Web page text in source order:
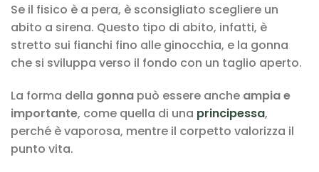
Se il fisico è a pera, è sconsigliato scegliere un
abito a sirena. Questo tipo di abito, infatti, è
stretto sui fianchi fino alle ginocchia, e la gonna
che si sviluppa verso il fondo con un taglio aperto.
La forma della gonna può essere anche ampia e
importante, come quella di una principessa,
perché è vaporosa, mentre il corpetto valorizza il
punto vita.